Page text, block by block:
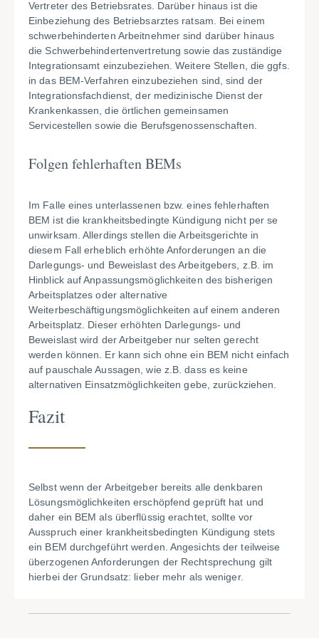
Vertreter des Betriebsrates. Darüber hinaus ist die
Einbeziehung des Betriebsarztes ratsam. Bei einem
schwerbehinderten Arbeitnehmer sind darüber hinaus
die Schwerbehindertenvertretung sowie das zuständige
Integrationsamt einzubeziehen. Weitere Stellen, die ggfs.
in das BEM-Verfahren einzubeziehen sind, sind der
Integrationsfachdienst, der medizinische Dienst der
Krankenkassen, die örtlichen gemeinsamen
Servicestellen sowie die Berufsgenossenschaften.
Folgen fehlerhaften BEMs
Im Falle eines unterlassenen bzw. eines fehlerhaften
BEM ist die krankheitsbedingte Kündigung nicht per se
unwirksam. Allerdings stellen die Arbeitsgerichte in
diesem Fall erheblich erhöhte Anforderungen an die
Darlegungs- und Beweislast des Arbeitgebers, z.B. im
Hinblick auf Anpassungsmöglichkeiten des bisherigen
Arbeitsplatzes oder alternative
Weiterbeschäftigungsmöglichkeiten auf einem anderen
Arbeitsplatz. Dieser erhöhten Darlegungs- und
Beweislast wird der Arbeitgeber nur selten gerecht
werden können. Er kann sich ohne ein BEM nicht einfach
auf pauschale Aussagen, wie z.B. dass es keine
alternativen Einsatzmöglichkeiten gebe, zurückziehen.
Fazit
Selbst wenn der Arbeitgeber bereits alle denkbaren
Lösungsmöglichkeiten erschöpfend geprüft hat und
daher ein BEM als überflüssig erachtet, sollte vor
Ausspruch einer krankheitsbedingten Kündigung stets
ein BEM durchgeführt werden. Angesichts der teilweise
überzogenen Anforderungen der Rechtsprechung gilt
hierbei der Grundsatz: lieber mehr als weniger.